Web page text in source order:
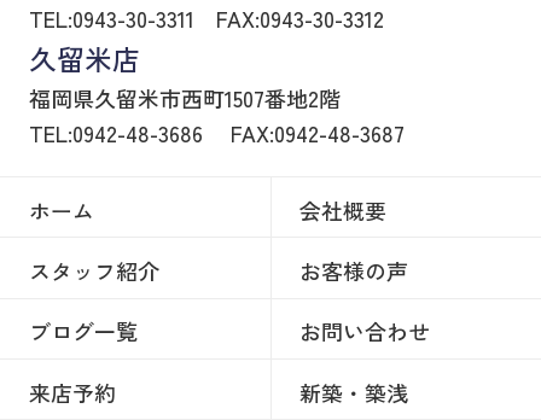
TEL:0943-30-3311
FAX:0943-30-3312
久留米店
福岡県久留米市西町1507番地2階
TEL:0942-48-3686
FAX:0942-48-3687
ホーム
会社概要
スタッフ紹介
お客様の声
ブログ一覧
お問い合わせ
来店予約
新築・築浅